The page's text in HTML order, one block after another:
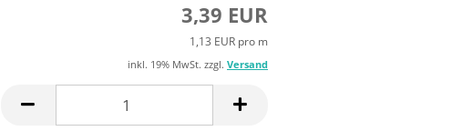
3,39 EUR
1,13 EUR pro m
inkl. 19% MwSt. zzgl. Versand